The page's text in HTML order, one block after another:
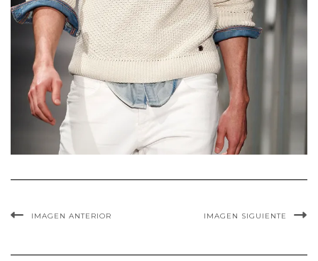
IMAGEN ANTERIOR IMAGEN SIGUIENTE